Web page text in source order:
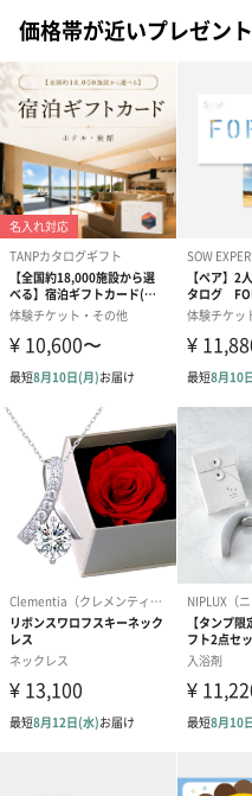
価格帯が近いプレゼント